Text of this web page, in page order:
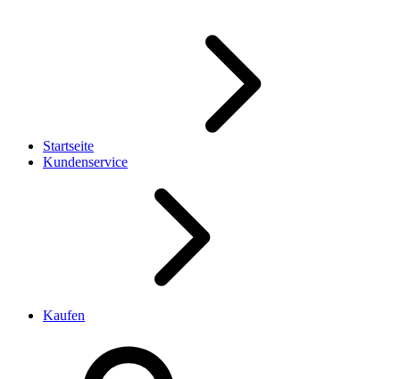
Startseite
Kundenservice
Kaufen